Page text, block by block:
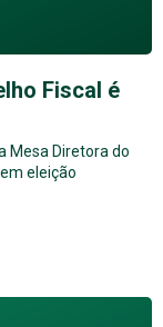
Fiscal é
Mesa Diretora do
eleição